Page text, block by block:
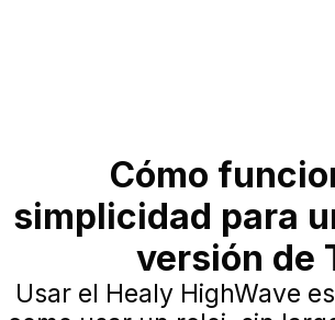
Cómo
simplicidad para
versión de
Usar el Healy HighWave